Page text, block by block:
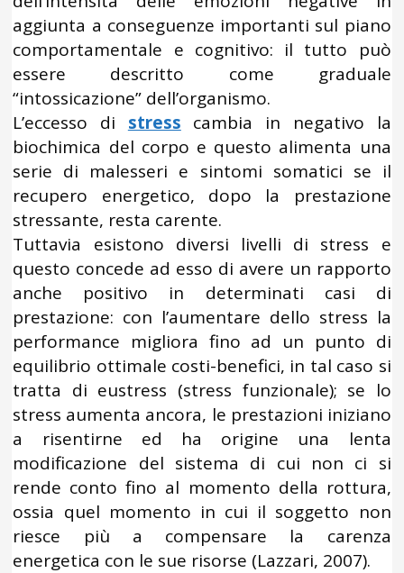
aggiunta a conseguenze importanti sul piano
comportamentale e cognitivo: il tutto può
essere descritto come graduale
“intossicazione” dell’organismo.
L’eccesso di stress cambia in negativo la
biochimica del corpo e questo alimenta una
serie di malesseri e sintomi somatici se il
recupero energetico, dopo la prestazione
stressante, resta carente.
Tuttavia esistono diversi livelli di stress e
questo concede ad esso di avere un rapporto
anche positivo in determinati casi di
prestazione: con l’aumentare dello stress la
performance migliora fino ad un punto di
equilibrio ottimale costi-benefici, in tal caso si
tratta di eustress (stress funzionale); se lo
stress aumenta ancora, le prestazioni iniziano
a risentirne ed ha origine una lenta
modificazione del sistema di cui non ci si
rende conto fino al momento della rottura,
ossia quel momento in cui il soggetto non
riesce più a compensare la carenza
energetica con le sue risorse (Lazzari, 2007).